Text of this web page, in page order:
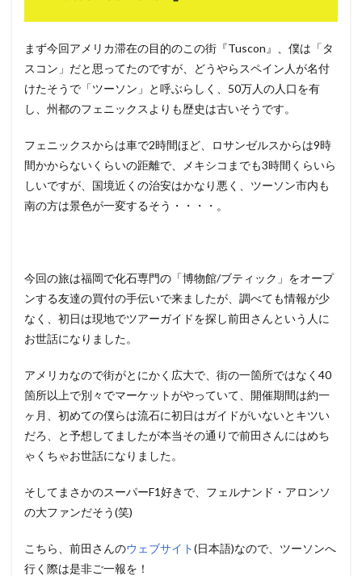
まず今回アメリカ滞在の目的のこの街『Tuscon』、僕は「タ
スコン」だと思ってたのですが、どうやらスペイン人が名付
けたそうで「ツーソン」と呼ぶらしく、50万人の人口を有
し、州都のフェニックスよりも歴史は古いそうです。
フェニックスからは車で2時間ほど、ロサンゼルスからは9時
間かからないくらいの距離で、メキシコまでも3時間くらいら
しいですが、国境近くの治安はかなり悪く、ツーソン市内も
南の方は景色が一変するそう・・・・。
今回の旅は福岡で化石専門の「博物館/ブティック」をオープ
ンする友達の買付の手伝いで来ましたが、調べても情報が少
なく、初日は現地でツアーガイドを探し前田さんという人に
お世話になりました。
アメリカなので街がとにかく広大で、街の一箇所ではなく40
箇所以上で別々でマーケットがやっていて、開催期間は約一
ヶ月、初めての僕らは流石に初日はガイドがいないとキツい
だろ、と予想してましたが本当その通りで前田さんにはめち
ゃくちゃお世話になりました。
そしてまさかのスーパーF1好きで、フェルナンド・アロンソ
の大ファンだそう(笑)
こちら、前田さんのウェブサイト(日本語)なので、ツーソンへ
行く際は是非ご一報を！